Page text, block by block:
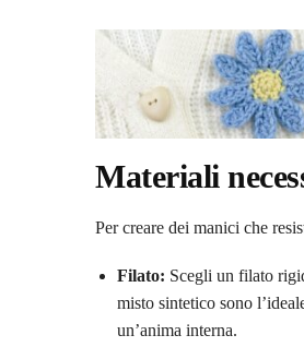
Materiali
Per creare dei manici che
Filato: Scegli un filato
misto sintetico sono
un’anima interna.